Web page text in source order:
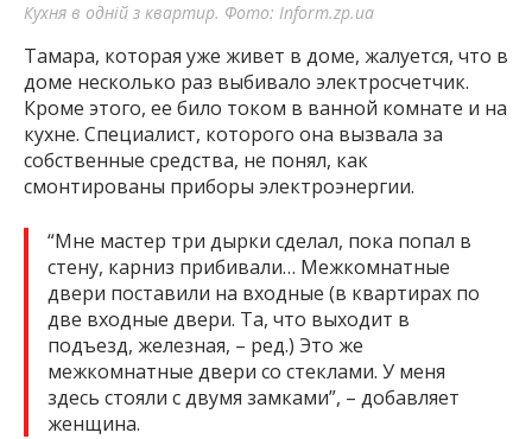
Кухня в одній з квартир. Фото: Inform.zp.ua
Тамара, которая уже живет в доме, жалуется, что в
доме несколько раз выбивало электросчетчик.
Кроме этого, ее било током в ванной комнате и на
кухне. Специалист, которого она вызвала за
собственные средства, не понял, как
смонтированы приборы электроэнергии.
“Мне мастер три дырки сделал, пока попал в
стену, карниз прибивали… Межкомнатные
двери поставили на входные (в квартирах по
две входные двери. Та, что выходит в
подъезд, железная, – ред.) Это же
межкомнатные двери со стеклами. У меня
здесь стояли с двумя замками”, – добавляет
женщина.